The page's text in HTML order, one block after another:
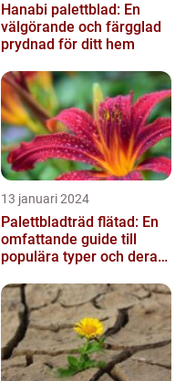
Hanabi palettblad: En
välgörande och färgglad
prydnad för ditt hem
13 januari 2024
Palettbladträd flätad: En
omfattande guide till
populära typer och deras